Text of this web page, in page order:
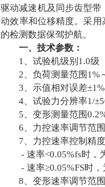
驱动减速机及同步齿型
动效率和位移精度。采
的检测数据保驾护航。
一、技术参数：
1、试验机级别1.0级
2、负荷测量范围1%
3、示值相对误差±1%
4、试验力分辨率1/
5、变形测量范围
6、力控速率调节范围
7、力控速率控制精度
- 速率<0.05%fs时，为
- 速率≥0.05%FS时，
8、变形速率调节范围